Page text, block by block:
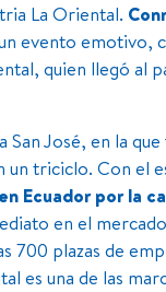
La Oriental.
evento emotivo,
quien llegó al
José, en la
un triciclo. Con el
Ecuador por la
en el
700 plazas de
es una de las